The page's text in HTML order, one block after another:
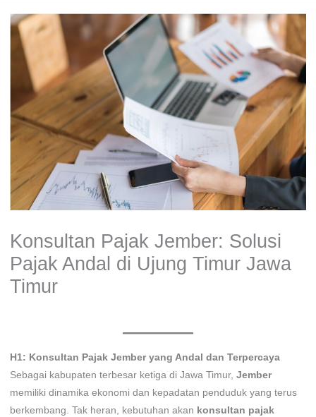
Konsultan Pajak Jember: Solusi
Pajak Andal di Ujung Timur Jawa
Timur
H1: Konsultan Pajak Jember yang Andal dan Terpercaya
Sebagai kabupaten terbesar ketiga di Jawa Timur, Jember
memiliki dinamika ekonomi dan kepadatan penduduk yang terus
berkembang. Tak heran, kebutuhan akan konsultan pajak